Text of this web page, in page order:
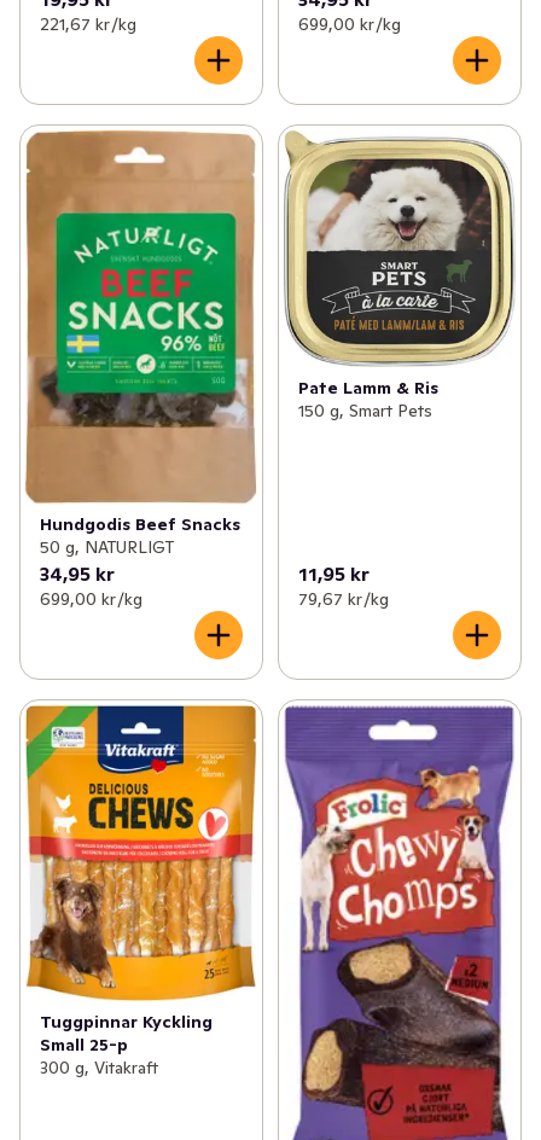
221,67 kr /kg 699,00 kr /kg
Hundgodis Beef Snacks
50 g, NATURLIGT
34,95 kr
699,00 kr /kg
Pate Lamm & Ris
150 g, Smart Pets
11,95 kr
79,67 kr /kg
Tuggpinnar Kyckling
Small 25-p
300 g, Vitakraft